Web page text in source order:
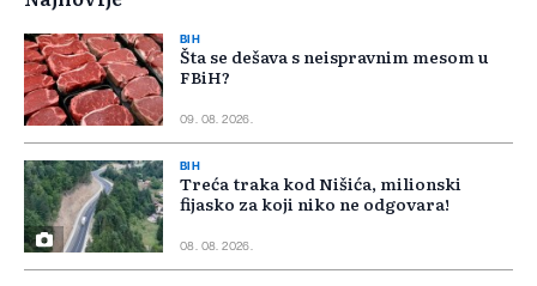
BIH
Šta se dešava s neispravnim mesom u
FBiH?
09. 08. 2026.
BIH
Treća traka kod Nišića, milionski
fijasko za koji niko ne odgovara!
08. 08. 2026.